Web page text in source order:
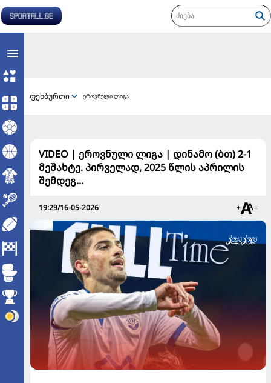
ფეხბურთი ეროვნული ლიგა
VIDEO | ეროვნული ლიგა | დინამო (ბთ) 2-1
მეშახტე. პირველად, 2025 წლის აპრილის
შემდეგ...
19:29/16-05-2026 + -